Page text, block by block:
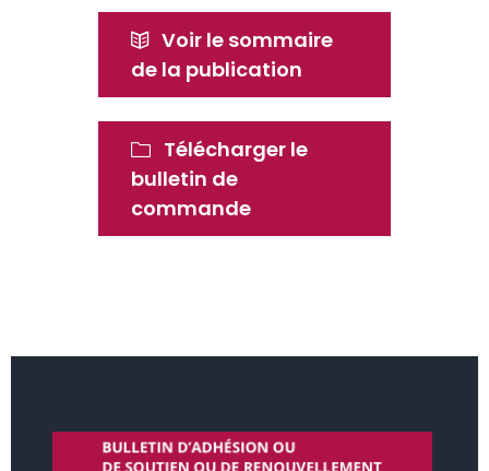
Voir le sommaire
de la publication
Télécharger le
bulletin de
commande